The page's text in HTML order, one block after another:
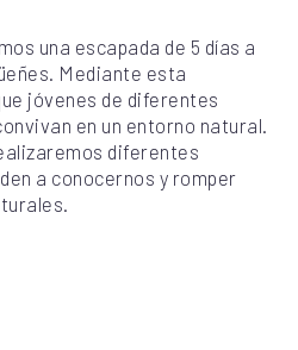
una escapada de 5 días a
Mediante esta
jóvenes de diferentes
en un entorno natural.
diferentes
a conocernos y romper